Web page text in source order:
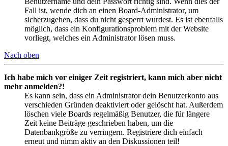
Fall ist, wende dich an einen Board-Administrator, um
sicherzugehen, dass du nicht gesperrt wurdest. Es ist ebenfalls
möglich, dass ein Konfigurationsproblem mit der Website
vorliegt, welches ein Administrator lösen muss.
Nach oben
Ich habe mich vor einiger Zeit registriert, kann mich aber nicht
mehr anmelden?!
Es kann sein, dass ein Administrator dein Benutzerkonto aus
verschieden Gründen deaktiviert oder gelöscht hat. Außerdem
löschen viele Boards regelmäßig Benutzer, die für längere
Zeit keine Beiträge geschrieben haben, um die
Datenbankgröße zu verringern. Registriere dich einfach
erneut und nimm aktiv an den Diskussionen teil!